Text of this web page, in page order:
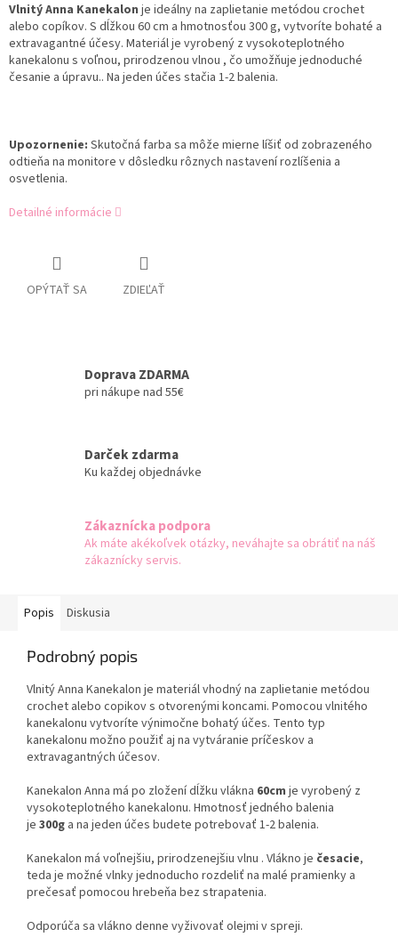
Vlnitý Anna Kanekalon je ideálny na zaplietanie metódou crochet
alebo copíkov. S dĺžkou 60 cm a hmotnosťou 300 g, vytvoríte bohaté a
extravagantné účesy. Materiál je vyrobený z vysokoteplotného
kanekalonu s voľnou, prirodzenou vlnou , čo umožňuje jednoduché
česanie a úpravu.. Na jeden účes stačia 1-2 balenia.
Upozornenie: Skutočná farba sa môže mierne líšiť od zobrazeného
odtieňa na monitore v dôsledku rôznych nastavení rozlíšenia a
osvetlenia.
Detailné informácie
OPÝTAŤ SA ZDIEĽAŤ
Doprava ZDARMA
pri nákupe nad 55€
Darček zdarma
Ku každej objednávke
Zákaznícka podpora
Ak máte akékoľvek otázky, neváhajte sa obrátiť na náš
zákaznícky servis.
Popis Diskusia
Podrobný popis
Vlnitý Anna Kanekalon je materiál vhodný na zaplietanie metódou
crochet alebo copikov s otvorenými koncami. Pomocou vlnitého
kanekalonu vytvoríte výnimočne bohatý účes. Tento typ
kanekalonu možno použiť aj na vytváranie príčeskov a
extravagantných účesov.
Kanekalon Anna má po zložení dĺžku vlákna 60cm je vyrobený z
vysokoteplotného kanekalonu. Hmotnosť jedného balenia
je 300g a na jeden účes budete potrebovať 1-2 balenia.
Kanekalon má voľnejšiu, prirodzenejšiu vlnu . Vlákno je česacie,
teda je možné vlnky jednoducho rozdeliť na malé pramienky a
prečesať pomocou hrebeňa bez strapatenia.
Odporúča sa vlákno denne vyživovať olejmi v spreji.